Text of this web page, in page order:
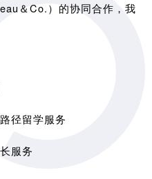
＆Co.）的协同合作，我
径留学服务
服务